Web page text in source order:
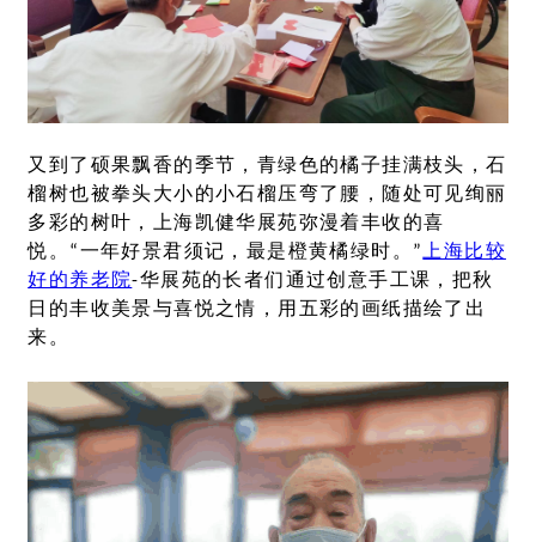
又到了硕果飘香的季节，青绿色的橘子挂满枝头，石
榴树也被拳头大小的小石榴压弯了腰，随处可见绚丽
多彩的树叶，上海凯健华展苑弥漫着丰收的喜
悦。“一年好景君须记，最是橙黄橘绿时。”上海比较
好的养老院-华展苑的长者们通过创意手工课，把秋
日的丰收美景与喜悦之情，用五彩的画纸描绘了出
来。